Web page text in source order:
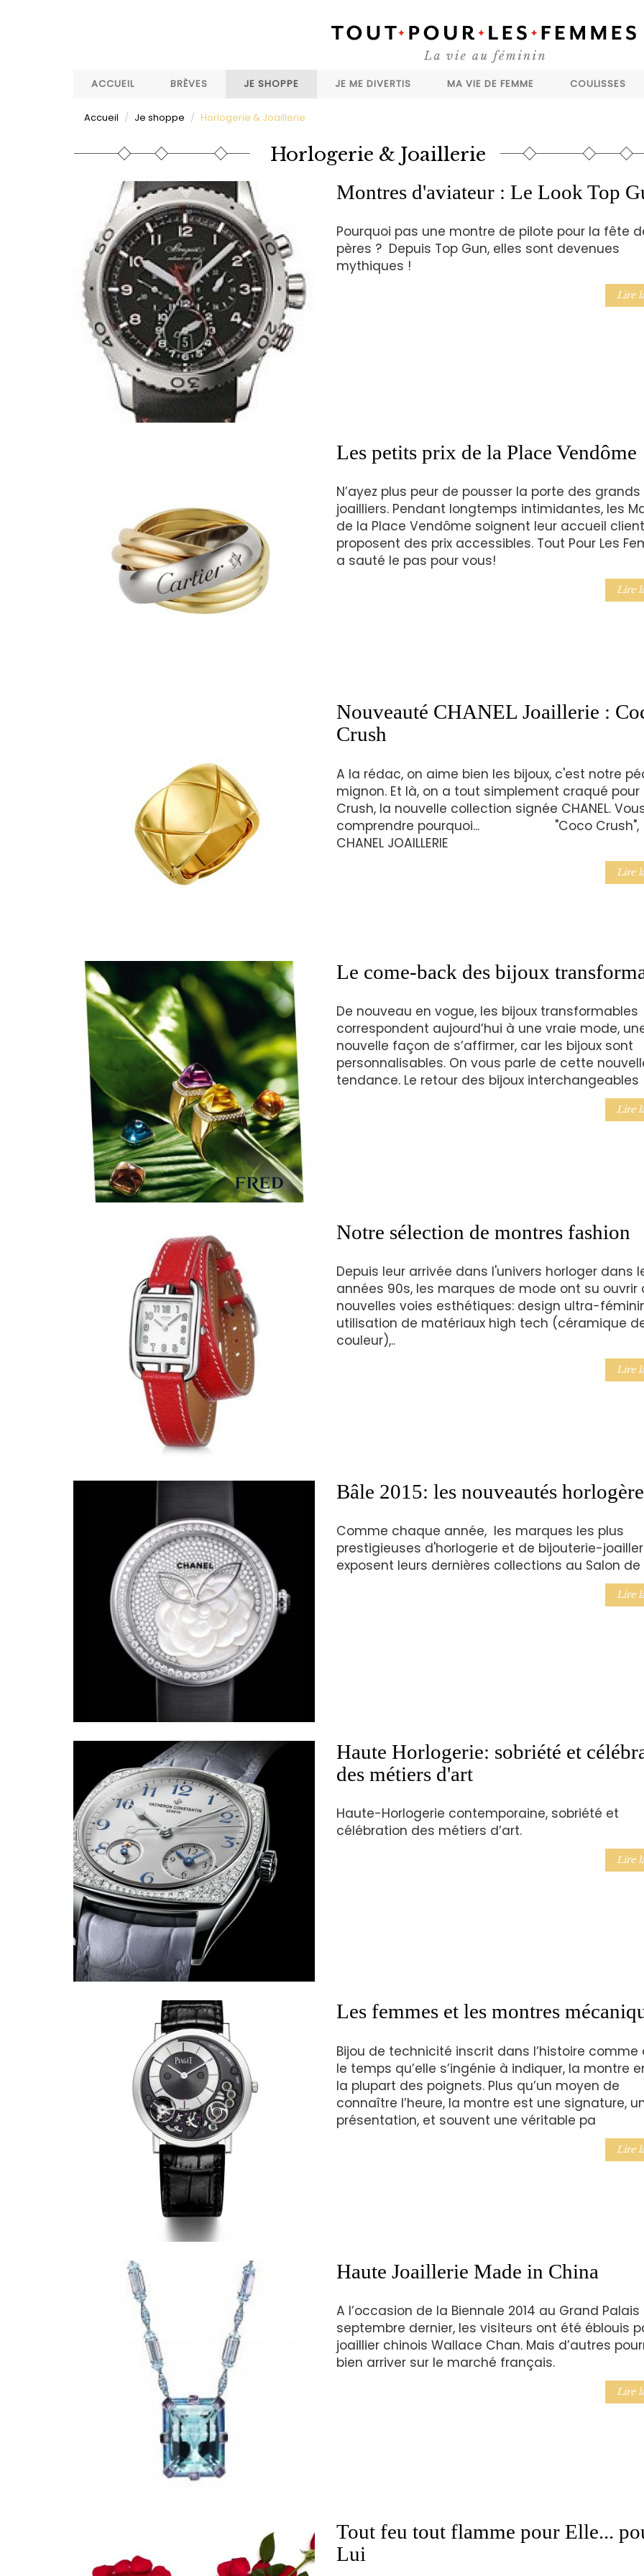
ACCUEIL
BRÈVES JE SHOPPE JE ME DIVERTIS MA VIE DE FEMME COULISSES
Accueil Je shoppe Horlogerie & Joaillerie
Horlogerie & Joaillerie
Montres d'aviateur : Le Look Top
Pourquoi pas une montre de pilote pour la fête
pères ? Depuis Top Gun, elles sont devenues
mythiques !
Lire
Les petits prix de la Place Vendôme
N’ayez plus peur de pousser la porte des grands
joailliers. Pendant longtemps intimidantes, les
de la Place Vendôme soignent leur accueil
proposent des prix accessibles. Tout Pour Les
a sauté le pas pour vous!
Lire
Nouveauté CHANEL Joaillerie :
Crush
A la rédac, on aime bien les bijoux, c'est notre
mignon. Et là, on a tout simplement craqué pour
Crush, la nouvelle collection signée CHANEL.
comprendre pourquoi... "Coco Crush",
CHANEL JOAILLERIE
Lire
Le come-back des bijoux
De nouveau en vogue, les bijoux transformables
correspondent aujourd’hui à une vraie mode,
nouvelle façon de s’affirmer, car les bijoux sont
personnalisables. On vous parle de cette
tendance. Le retour des bijoux interchangeables
Lire
Notre sélection de montres fashion
Depuis leur arrivée dans l'univers horloger dans
années 90s, les marques de mode ont su ouvrir
nouvelles voies esthétiques: design ultra-
utilisation de matériaux high tech (céramique
couleur),..
Lire
Bâle 2015: les nouveautés
Comme chaque année, les marques les plus
prestigieuses d'horlogerie et de bijouterie-
exposent leurs dernières collections au Salon de
Lire
Haute Horlogerie: sobriété et
des métiers d'art
Haute-Horlogerie contemporaine, sobriété et
célébration des métiers d’art.
Lire
Les femmes et les montres
Bijou de technicité inscrit dans l’histoire comme
le temps qu’elle s’ingénie à indiquer, la montre
la plupart des poignets. Plus qu’un moyen de
connaître l’heure, la montre est une signature,
présentation, et souvent une véritable pa
Lire
Haute Joaillerie Made in China
A l’occasion de la Biennale 2014 au Grand Palais
septembre dernier, les visiteurs ont été éblouis
joaillier chinois Wallace Chan. Mais d’autres
bien arriver sur le marché français.
Lire
Tout feu tout flamme pour Elle...
Lui